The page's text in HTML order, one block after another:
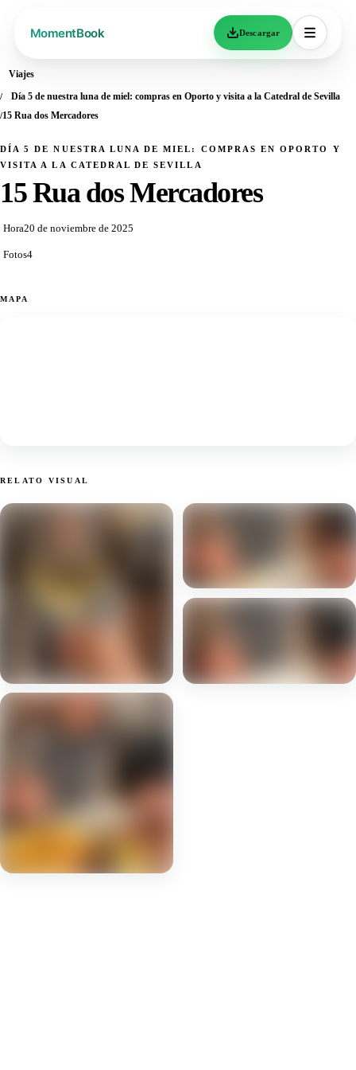
Descargar
Viajes
Día 5 de nuestra luna de miel: compras en Oporto y visita a la Catedral de Sevilla
15 Rua dos Mercadores
DÍA 5 DE NUESTRA LUNA DE MIEL: COMPRAS EN OPORTO Y
VISITA A LA CATEDRAL DE SEVILLA
15 Rua dos Mercadores
Hora20 de noviembre de 2025
Fotos4
MAPA
RELATO VISUAL